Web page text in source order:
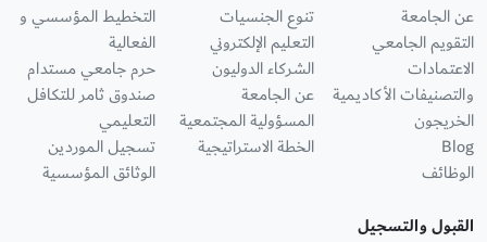
عن الجامعة
التقويم الجامعي
الاعتمادات
والتصنيفات الأكاديمية
الخريجون
Blog
الوظائف
تنوع الجنسيات
التعليم الإلكتروني
الشركاء الدوليون
عن الجامعة
المسؤولية المجتمعية
الخطة الاستراتيجية
التخطيط المؤسسي و
الفعالية
حرم جامعي مستدام
صندوق ثامر للتكافل
التعليمي
تسجيل الموردين
الوثائق المؤسسية
القبول والتسجيل